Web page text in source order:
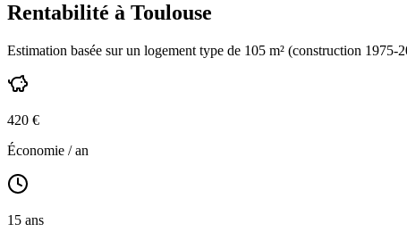
Rentabilité à Toulouse
Estimation basée sur un logement type de 105 m² (construction 1975-
420 €
Économie / an
15 ans